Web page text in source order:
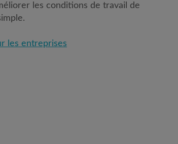
les conditions de travail de
les entreprises